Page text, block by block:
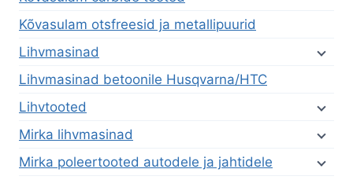
Kõvasulam otsfreesid ja metallipuurid
Lihvmasinad
Lihvmasinad betoonile Husqvarna/HTC
Lihvtooted
Mirka lihvmasinad
Mirka poleertooted autodele ja jahtidele